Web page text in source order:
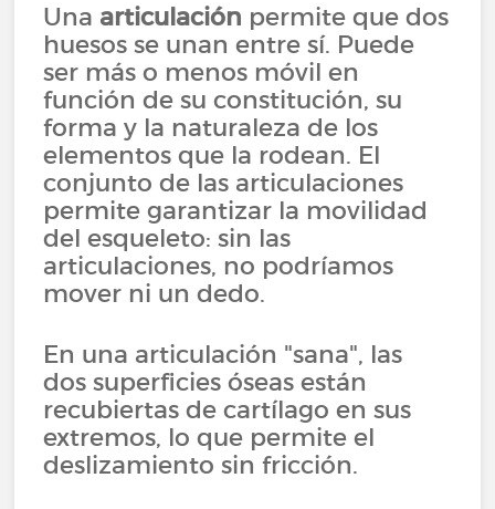
Una articulación permite que dos
huesos se unan entre sí. Puede
ser más o menos móvil en
función de su constitución, su
forma y la naturaleza de los
elementos que la rodean. El
conjunto de las articulaciones
permite garantizar la movilidad
del esqueleto: sin las
articulaciones, no podríamos
mover ni un dedo.
En una articulación "sana", las
dos superficies óseas están
recubiertas de cartílago en sus
extremos, lo que permite el
deslizamiento sin fricción.